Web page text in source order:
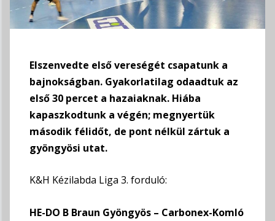
Elszenvedte első vereségét csapatunk a
bajnokságban. Gyakorlatilag odaadtuk az
első 30 percet a hazaiaknak. Hiába
kapaszkodtunk a végén; megnyertük
második félidőt, de pont nélkül zártuk a
gyöngyösi utat.
K&H Kézilabda Liga 3. forduló:
HE-DO B Braun Gyöngyös – Carbonex-Komló